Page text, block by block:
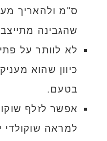
ס"מ ולהאריך
שהגבינה
לא לוותר על
כיוון שהוא
בטעם.
אפשר לזלף
למראה שוקולדי